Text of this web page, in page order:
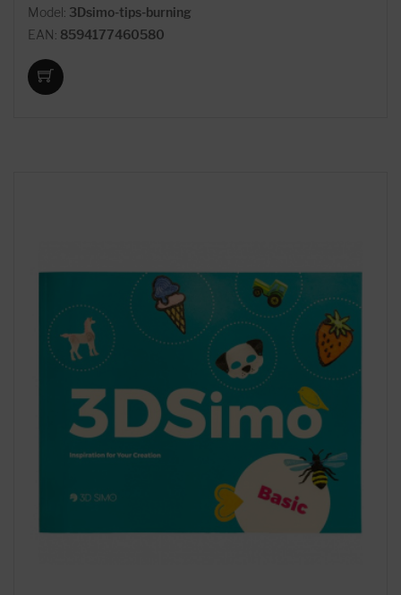
Model: 3Dsimo-tips-burning
EAN: 8594177460580